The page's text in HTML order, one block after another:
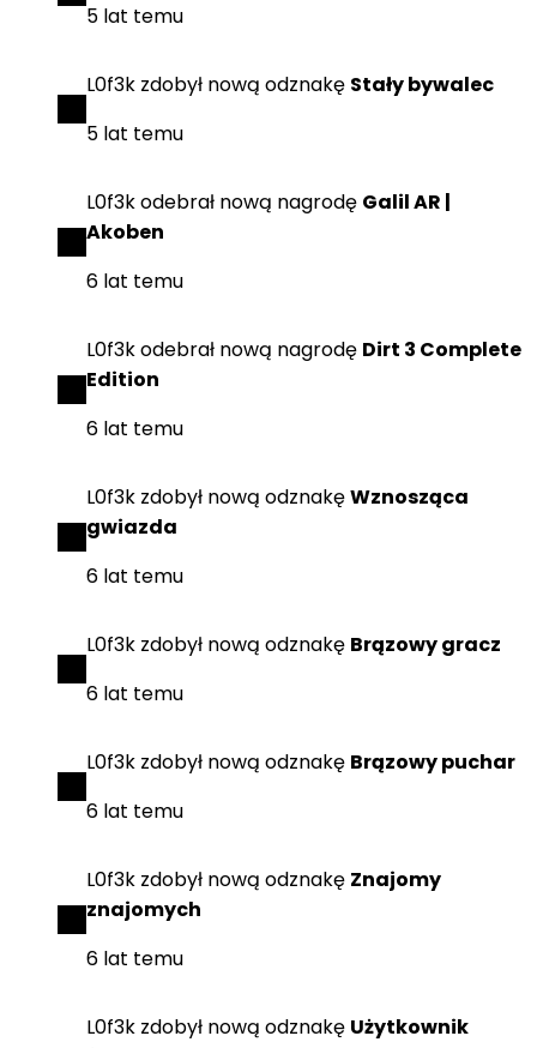
5 lat temu
L0f3k zdobył nową odznakę Stały bywalec
5 lat temu
L0f3kodebrał nową nagrodę Galil AR |
Akoben
6 lat temu
L0f3kodebrał nową nagrodę Dirt 3 Complete
Edition
6 lat temu
L0f3k zdobył nową odznakęWznosząca
gwiazda
6 lat temu
L0f3k zdobył nową odznakę Brązowy gracz
6 lat temu
L0f3k zdobył nową odznakę Brązowy puchar
6 lat temu
L0f3k zdobył nową odznakę Znajomy
znajomych
6 lat temu
L0f3k zdobył nową odznakę Użytkownik